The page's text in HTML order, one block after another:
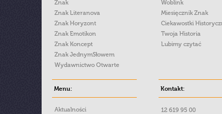
Znak
Znak Literanova
Znak Horyzont
Znak Emotikon
Znak Koncept
Znak JednymSłowem
Wydawnictwo Otwarte
Woblink
Miesięcznik Znak
Ciekawostki
Twoja Historia
Lubimy czytać
Menu:
Aktualności
Kontakt:
12 619 95 00